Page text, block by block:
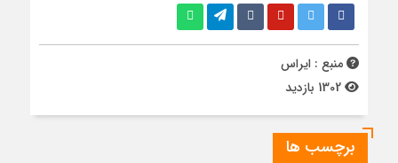
منبع : ایراس
برچسب ها